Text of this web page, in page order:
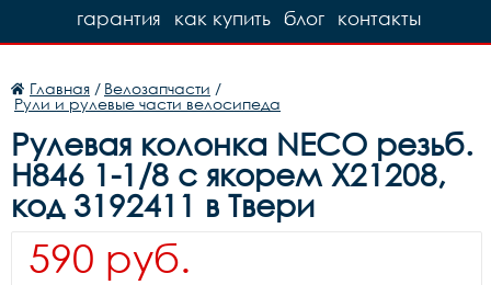
контакты
блог
как купить
гарантия
Главная / Велозапчасти /
Рули и рулевые части велосипеда
Рулевая колонка NECO резьб.
H846 1-1/8 с якорем X21208,
код 3192411 в Твери
590 руб.